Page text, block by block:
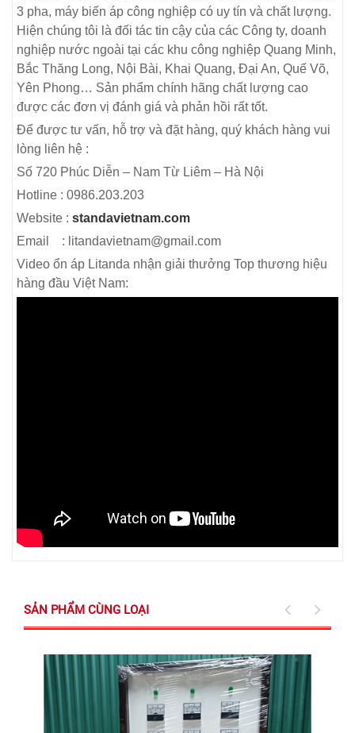
3 pha, máy biến áp công nghiệp có uy tín và chất lượng.
Hiện chúng tôi là đối tác tin cậy của các Công ty, doanh
nghiệp nước ngoài tại các khu công nghiệp Quang Minh,
Bắc Thăng Long, Nội Bài, Khai Quang, Đại An, Quế Võ,
Yên Phong… Sản phẩm chính hãng chất lượng cao
được các đơn vị đánh giá và phản hồi rất tốt.
Để được tư vấn, hỗ trợ và đặt hàng, quý khách hàng vui
lòng liên hệ :
Số 720 Phúc Diễn – Nam Từ Liêm – Hà Nội
Hotline : 0986.203.203
Website : standavietnam.com
Email : litandavietnam@gmail.com
Video ổn áp Litanda nhận giải thưởng Top thương hiệu
hàng đầu Việt Nam:
SẢN PHẨM CÙNG LOẠI